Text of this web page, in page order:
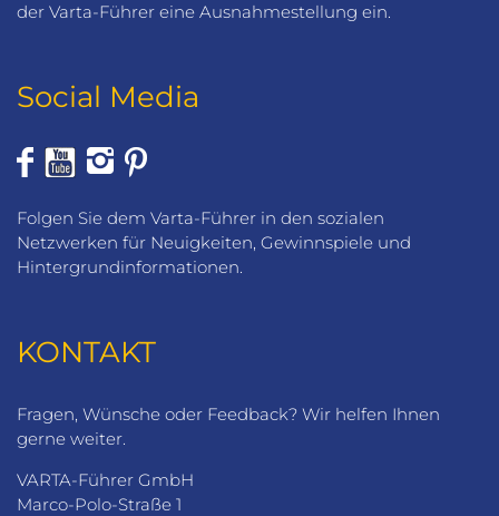
der Varta-Führer eine Ausnahmestellung ein.
Social Media
Folgen Sie dem Varta-Führer in den sozialen
Netzwerken für Neuigkeiten, Gewinnspiele und
Hintergrundinformationen.
KONTAKT
Fragen, Wünsche oder Feedback? Wir helfen Ihnen
gerne weiter.
VARTA-Führer GmbH
Marco-Polo-Straße 1